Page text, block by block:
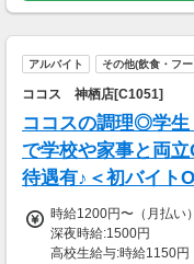
◆ オンライン保険相談
在宅で参加でき、謝礼
・所要時間：1～2時間
・謝礼金 ：2,000～
★今だけ！お得なキャ
電話セミナーに参加 ＆
全員に1,000PTプレゼン
アルバイト その他(飲食・フ
ココス 神栖店[C1051]
ココスの調理◎学生
で学校や家事と両
待遇有♪＜初バイト
時給1200円〜（月払い）
深夜時給:1500円
高校生給与:時給1150円